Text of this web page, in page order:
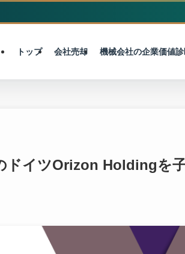
トップ 会社売却 機械会社の企業価値
ドイツOrizon Holdingを